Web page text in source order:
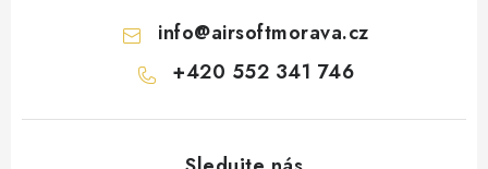
info@airsoftmorava.cz
+420 552 341 746